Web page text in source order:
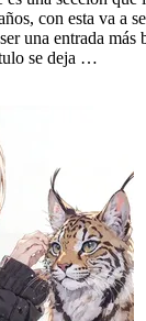
con esta va a
una entrada más
se deja …